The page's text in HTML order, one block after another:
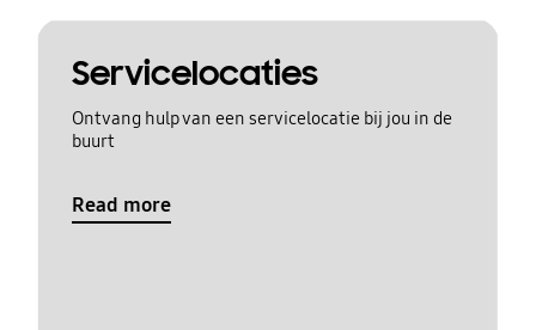
Servicelocaties
Ontvang hulp van een servicelocatie bij jou in de
buurt
Read more